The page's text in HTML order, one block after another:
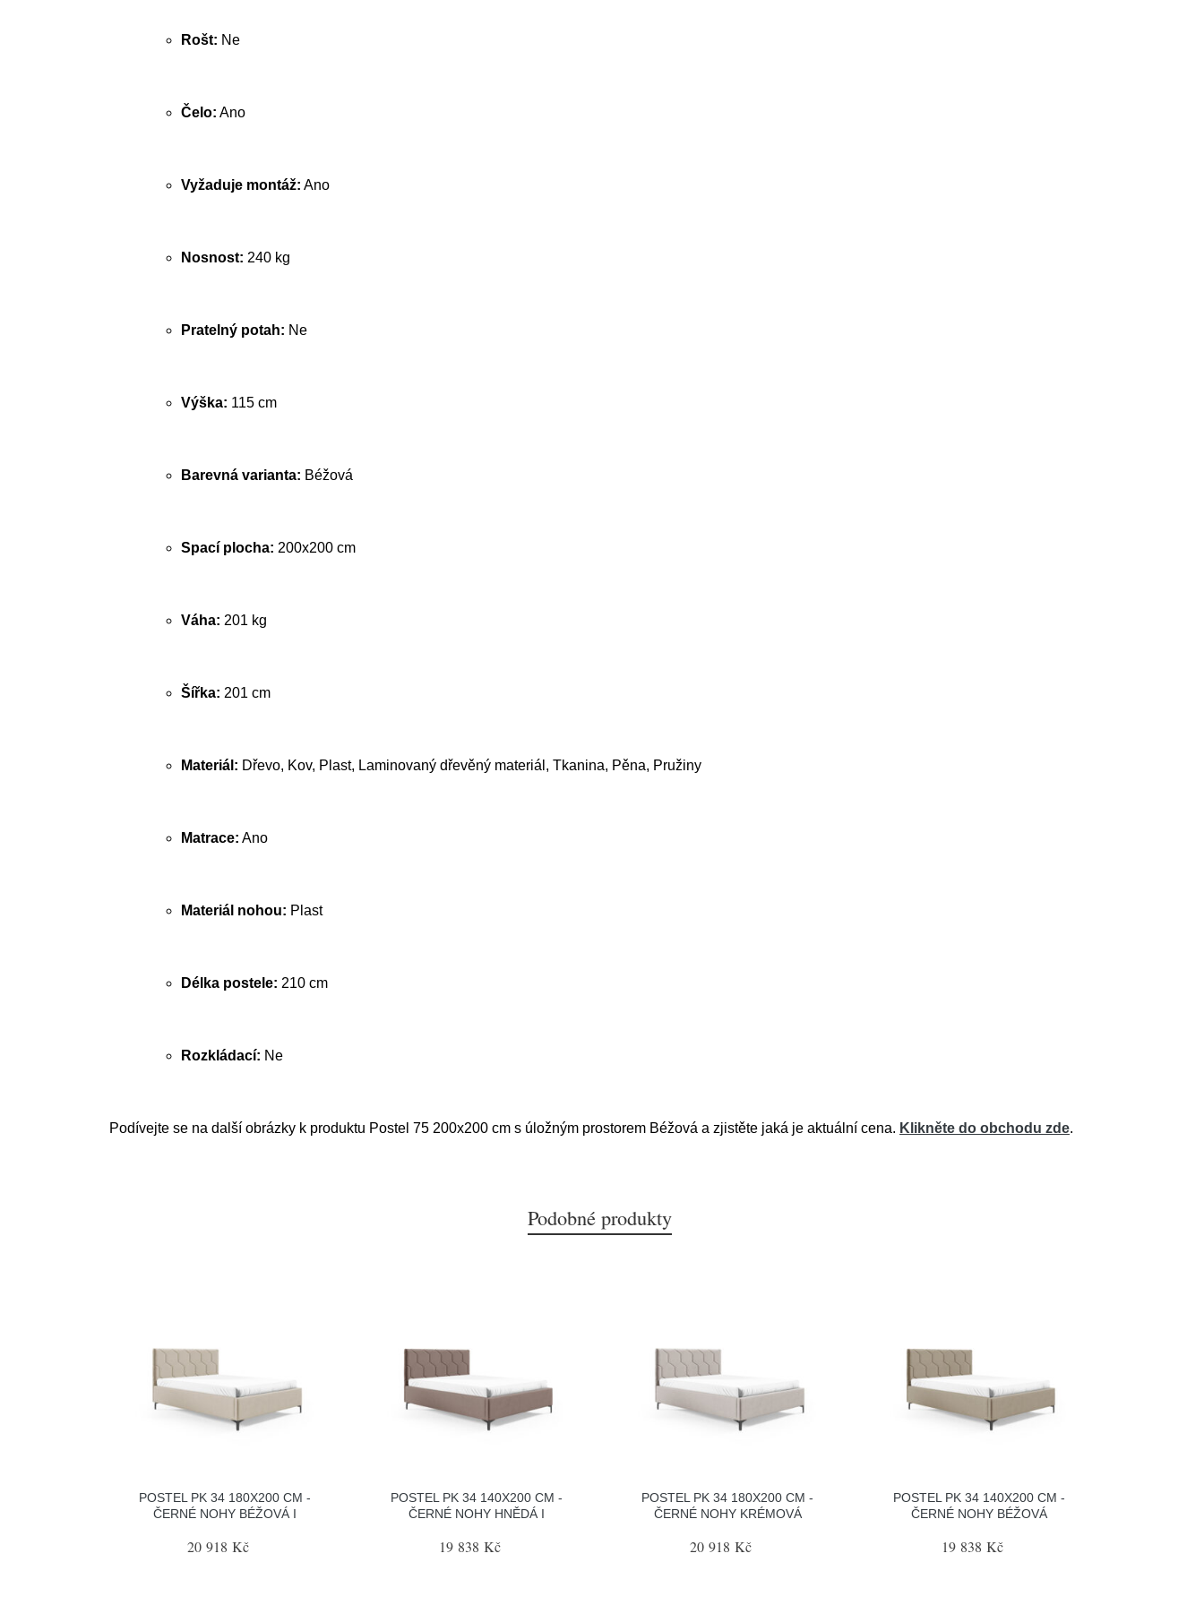
Rošt: Ne
Čelo: Ano
Vyžaduje montáž: Ano
Nosnost: 240 kg
Pratelný potah: Ne
Výška: 115 cm
Barevná varianta: Béžová
Spací plocha: 200x200 cm
Váha: 201 kg
Šířka: 201 cm
Materiál: Dřevo, Kov, Plast, Laminovaný dřevěný materiál, Tkanina, Pěna, Pružiny
Matrace: Ano
Materiál nohou: Plast
Délka postele: 210 cm
Rozkládací: Ne
Podívejte se na další obrázky k produktu Postel 75 200x200 cm s úložným prostorem Béžová a zjistěte jaká je aktuální cena. Klikněte do obchodu zde.
Podobné produkty
POSTEL PK 34 180X200 CM -
ČERNÉ NOHY BÉŽOVÁ I
20 918 Kč
POSTEL PK 34 140X200 CM -
ČERNÉ NOHY HNĚDÁ I
19 838 Kč
POSTEL PK 34 180X200 CM -
ČERNÉ NOHY KRÉMOVÁ
20 918 Kč
POSTEL PK 34 140X200 CM -
ČERNÉ NOHY BÉŽOVÁ
19 838 Kč